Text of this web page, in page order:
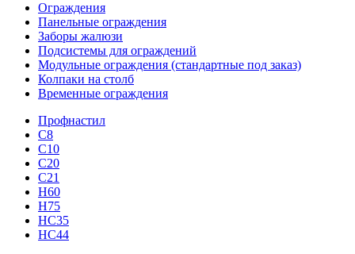
Ограждения
Панельные ограждения
Заборы жалюзи
Подсистемы для ограждений
Модульные ограждения (стандартные под заказ)
Колпаки на столб
Временные ограждения
Профнастил
С8
С10
С20
С21
H60
H75
HС35
НС44